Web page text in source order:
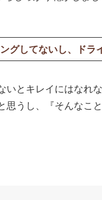
グしてないし、ドラ
いとキレイにはな
思うし、『そんなこ